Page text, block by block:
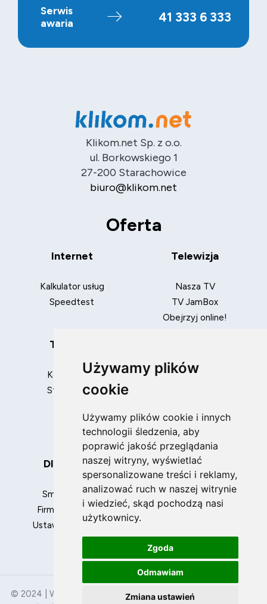
Używamy plików
cookie
Używamy plików cookie i innych
technologii śledzenia, aby
poprawić jakość przeglądania
naszej witryny, wyświetlać
spersonalizowane treści i reklamy,
analizować ruch w naszej witrynie
i wiedzieć, skąd pochodzą nasi
użytkownicy.
Zgoda
Odmawiam
Zmiana ustawień
Serwis
awaria
41 333 6 333
Klikom.net Sp. z o.o.
ul. Borkowskiego 1
27-200 Starachowice
biuro@klikom.net
Oferta
Internet
Kalkulator usług
Speedtest
Telewizja
Nasza TV
TV JamBox
Obejrzyj online!
Telefony
Komórkowe
Stacjonarne
Internet + TV
Internet + TV + telefon
stacjonarny
Dla Biznesu
Small Business
Firmy i instytucje
Ustawienia cookies
© 2024 | Wszelkie Prawa Zastrzeżone |Polityka